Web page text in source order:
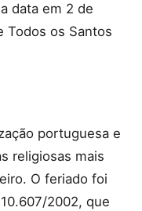
data em 2 de
Todos os Santos
portuguesa e
religiosas mais
O feriado foi
2002, que